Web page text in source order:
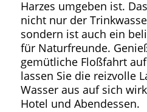
Harzes umgeben ist.
nicht nur der
sondern ist auch ein
für Naturfreunde.
gemütliche Floßfahrt
lassen Sie die reizvolle
Wasser aus auf sich
Hotel und Abendessen.